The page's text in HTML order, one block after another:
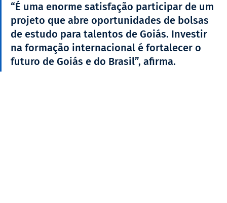
“É uma enorme satisfação participar de um
projeto que abre oportunidades de bolsas
de estudo para talentos de Goiás. Investir
na formação internacional é fortalecer o
futuro de Goiás e do Brasil”, afirma.